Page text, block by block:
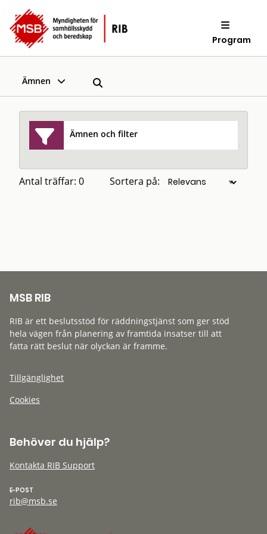
Program
Ämnen
Ämnen och filter
Antal träffar: 0 Sortera på:
MSB RIB
RIB är ett beslutsstöd för räddningstjänst som ger stöd
hela vägen från planering av framtida insatser till att
fatta rätt beslut när olyckan är framme.
Tillgänglighet
Cookies
Behöver du hjälp?
Kontakta RIB Support
E-POST
rib@msb.se